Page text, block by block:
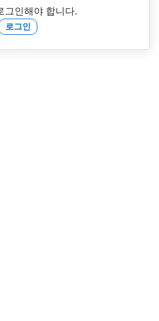
그인해야 합니다.
로그인